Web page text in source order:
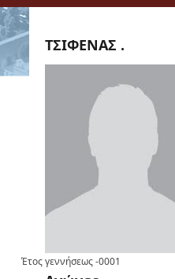
ΤΣΙΦΕΝΑΣ .
Έτος γεννήσεως-0001